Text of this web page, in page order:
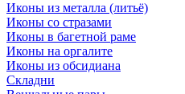
Иконы из металла (литьё)
Иконы со стразами
Иконы в багетной раме
Иконы на оргалите
Иконы из обсидиана
Складни